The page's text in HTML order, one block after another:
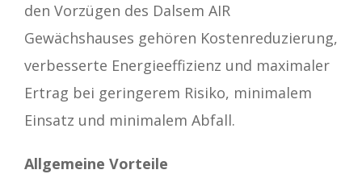
den Vorzügen des Dalsem AIR
Gewächshauses gehören Kostenreduzierung,
verbesserte Energieeffizienz und maximaler
Ertrag bei geringerem Risiko, minimalem
Einsatz und minimalem Abfall.
Allgemeine Vorteile